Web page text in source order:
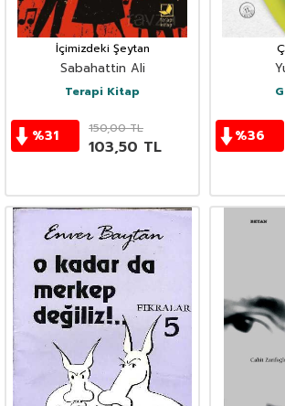
İçimizdeki Şeytan
Sabahattin Ali
Terapi Kitap
%31 150,00TL
103,50 TL
%36